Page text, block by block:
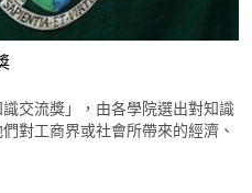
交流獎」，由各學院選出對知識
對工商界或社會所帶來的經濟、